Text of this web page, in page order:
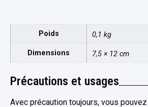
Poids 0,1 kg
Dimensions 7,5 × 12 cm
Précautions et usages
Avec précaution toujours, vous pouvez